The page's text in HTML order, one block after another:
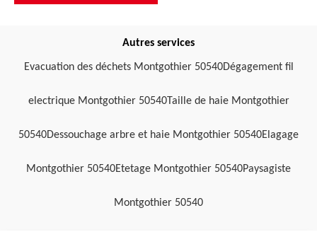
Autres services
Evacuation des déchets Montgothier 50540Dégagement fil
electrique Montgothier 50540Taille de haie Montgothier
50540Dessouchage arbre et haie Montgothier 50540Elagage
Montgothier 50540Etetage Montgothier 50540Paysagiste
Montgothier 50540